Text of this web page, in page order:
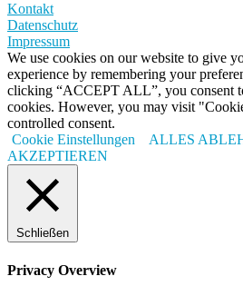
Kontakt
Datenschutz
Impressum
We use cookies on our website to give
experience by remembering your
clicking “ACCEPT ALL”, you consent
cookies. However, you may visit
controlled consent.
Cookie Einstellungen
ALLES
AKZEPTIEREN
Schließen
Privacy Overview